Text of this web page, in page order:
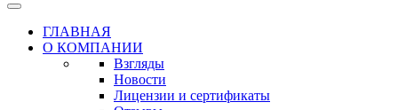
ГЛАВНАЯ
О КОМПАНИИ
Взгляды
Новости
Лицензии и сертификаты